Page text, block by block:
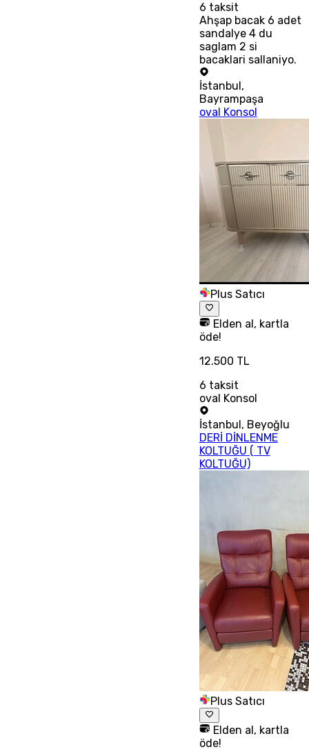
6 taksit
Ahşap bacak 6 adet
sandalye 4 du
saglam 2 si
bacaklari sallaniyo.
İstanbul ,
Bayrampaşa
oval Konsol
Plus Satıcı
Elden al, kartla
öde!
12.500 TL
6 taksit
oval Konsol
İstanbul, Beyoğlu
DERİ DİNLENME
KOLTUĞU ( TV
KOLTUĞU)
Plus Satıcı
Elden al, kartla
öde!